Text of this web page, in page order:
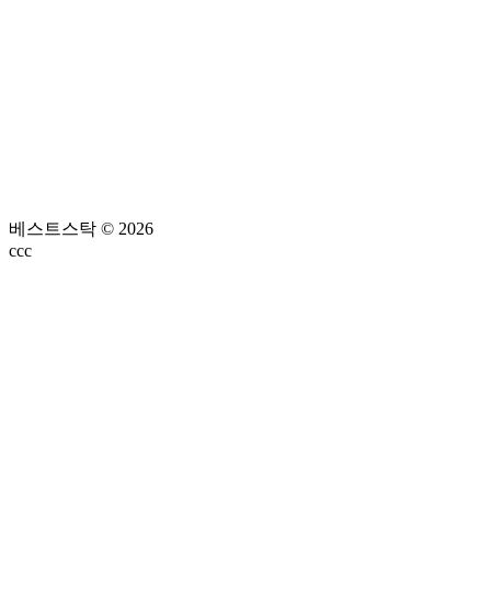
베스트스탁 © 2026
ссс